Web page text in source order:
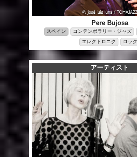
Pere Bujosa
スペイン コンテンポラリー・ジャズ
エレクトロニク
ロック
アーティスト